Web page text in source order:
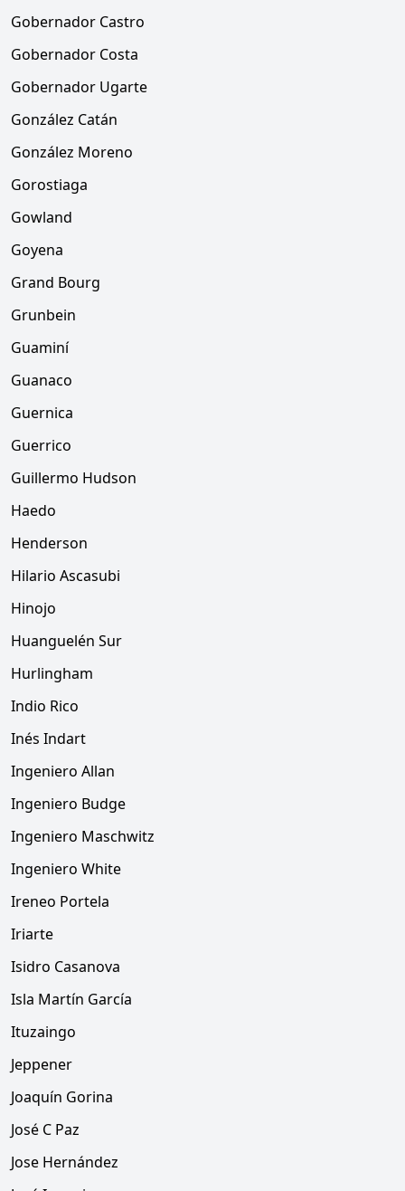
Gobernador Castro
Gobernador Costa
Gobernador Ugarte
González Catán
González Moreno
Gorostiaga
Gowland
Goyena
Grand Bourg
Grunbein
Guaminí
Guanaco
Guernica
Guerrico
Guillermo Hudson
Haedo
Henderson
Hilario Ascasubi
Hinojo
Huanguelén Sur
Hurlingham
Indio Rico
Inés Indart
Ingeniero Allan
Ingeniero Budge
Ingeniero Maschwitz
Ingeniero White
Ireneo Portela
Iriarte
Isidro Casanova
Isla Martín García
Ituzaingo
Jeppener
Joaquín Gorina
José C Paz
Jose Hernández